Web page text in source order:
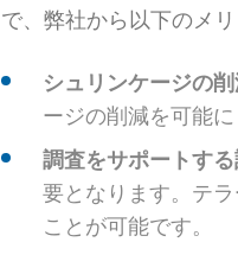
で、弊社から以下のメ
シュリンケージの
ージの削減を可能に
調査をサポートす
要となります。テ
ことが可能です。